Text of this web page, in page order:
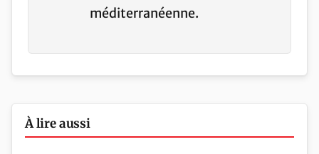
méditerranéenne.
À lire aussi